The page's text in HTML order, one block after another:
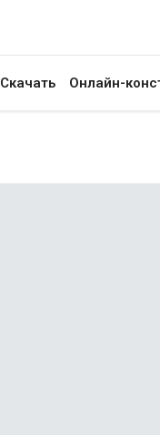
Скачать Онлайн-